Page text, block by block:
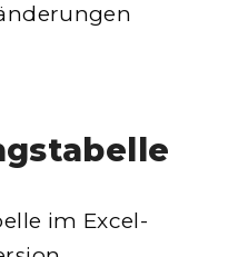
im Excel-